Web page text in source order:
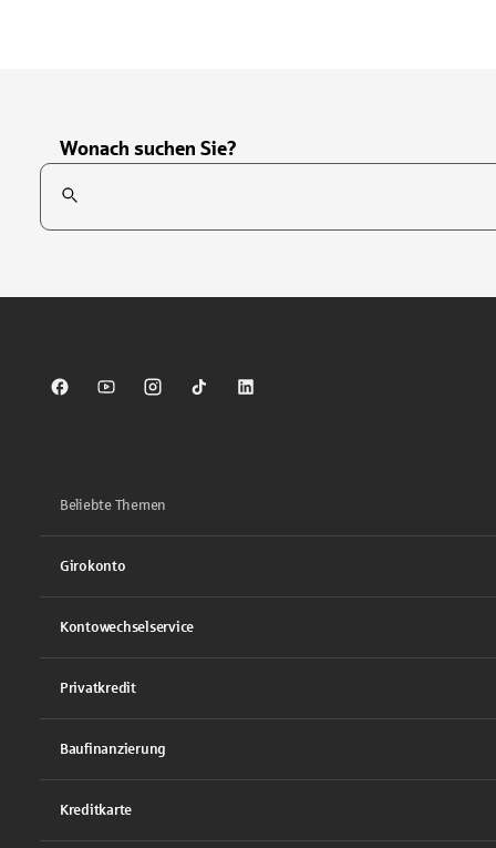
Wonach suchen Sie?
Suchfeld
Sparkasse auf Facebook
Sparkasse auf Youtube
Sparkasse auf Instagram
Sparkasse auf TikTok
Sparkasse auf LinkedIn
Beliebte Themen
Girokonto
Kontowechselservice
Privatkredit
Baufinanzierung
Kreditkarte